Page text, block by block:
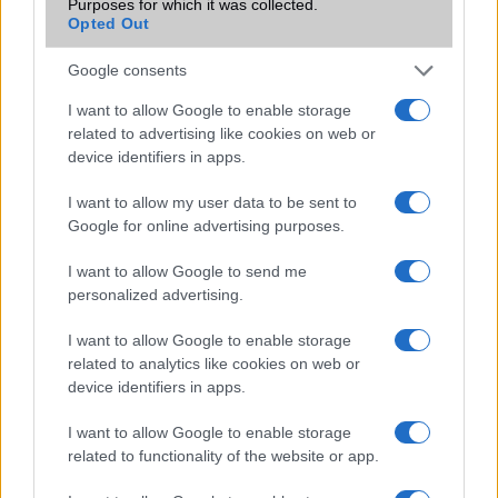
Purposes for which it was collected.
Opted Out
Google consents
I want to allow Google to enable storage
related to advertising like cookies on web or
device identifiers in apps.
I want to allow my user data to be sent to
Google for online advertising purposes.
I want to allow Google to send me
personalized advertising.
I want to allow Google to enable storage
related to analytics like cookies on web or
device identifiers in apps.
I want to allow Google to enable storage
related to functionality of the website or app.
Nagy képernyős akció a Telenornál
A világon elsőként az LG G4 frissül az új OS-re
Decemberre itt az LG G3 Marshmallow frissítése
LG G4 tulajdonosok: megérkezett a Marshmallow
Európába!
További hírek
LEGOLVASOTTABBAK
Számos népszerű Samsung Galaxy készülék kimarad a One
UI 9 frissítésből – itt a lista az érintett modellekről
iPhone 18 bemutató dátum - ekkor rántja le a leplet az
Apple az új csúcsmobilokról
Az Android rejtett automatizmusai: hat funkció, amely